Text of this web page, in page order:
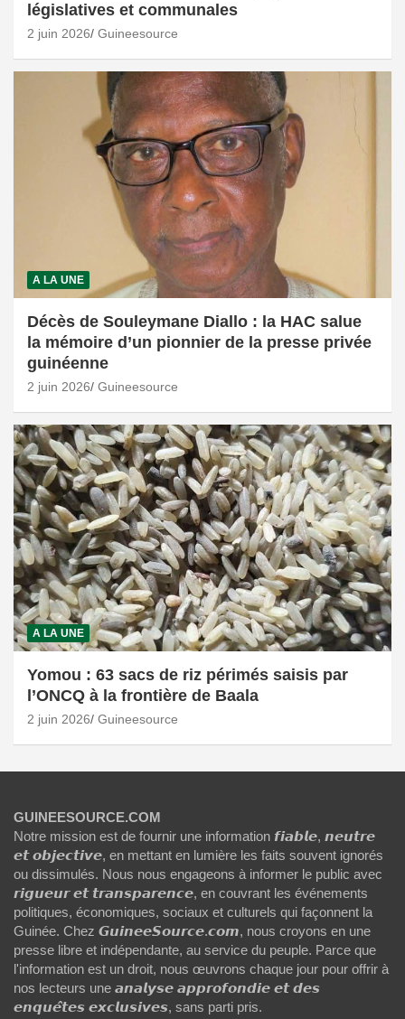
législatives et communales
2 juin 2026 Guineesource
A LA UNE
Décès de Souleymane Diallo : la HAC salue
la mémoire d’un pionnier de la presse privée
guinéenne
2 juin 2026 Guineesource
A LA UNE
Yomou : 63 sacs de riz périmés saisis par
l’ONCQ à la frontière de Baala
2 juin 2026 Guineesource
GUINEESOURCE.COM
Notre mission est de fournir une information 𝙛𝙞𝙖𝙗𝙡𝙚, 𝙣𝙚𝙪𝙩𝙧𝙚
𝙚𝙩 𝙤𝙗𝙟𝙚𝙘𝙩𝙞𝙫𝙚, en mettant en lumière les faits souvent ignorés
ou dissimulés. Nous nous engageons à informer le public avec
𝙧𝙞𝙜𝙪𝙚𝙪𝙧 𝙚𝙩 𝙩𝙧𝙖𝙣𝙨𝙥𝙖𝙧𝙚𝙣𝙘𝙚, en couvrant les événements
politiques, économiques, sociaux et culturels qui façonnent la
Guinée. Chez 𝙂𝙪𝙞𝙣𝙚𝙚𝙎𝙤𝙪𝙧𝙘𝙚.𝙘𝙤𝙢, nous croyons en une
presse libre et indépendante, au service du peuple. Parce que
l'information est un droit, nous œuvrons chaque jour pour offrir à
nos lecteurs une 𝙖𝙣𝙖𝙡𝙮𝙨𝙚 𝙖𝙥𝙥𝙧𝙤𝙛𝙤𝙣𝙙𝙞𝙚 𝙚𝙩 𝙙𝙚𝙨
𝙚𝙣𝙦𝙪𝙚̂𝙩𝙚𝙨 𝙚𝙭𝙘𝙡𝙪𝙨𝙞𝙫𝙚𝙨, sans parti pris.